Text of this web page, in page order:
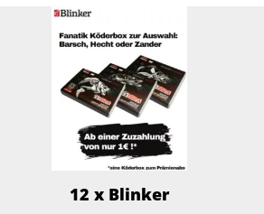
12 x Blinker